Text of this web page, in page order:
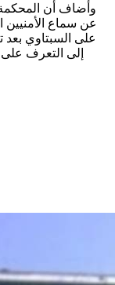
وأضاف أن
عن سماع الأمنيين
على السبتاوي بعد
إلى التعرف